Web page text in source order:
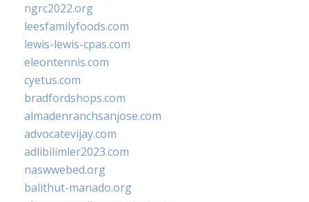
ngrc2022.org
leesfamilyfoods.com
lewis-lewis-cpas.com
eleontennis.com
cyetus.com
bradfordshops.com
almadenranchsanjose.com
advocatevijay.com
adlibilimler2023.com
naswwebed.org
balithut-manado.org